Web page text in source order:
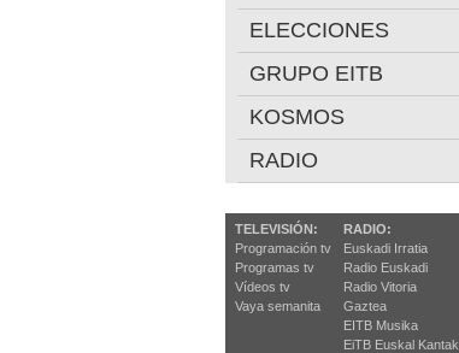
ELECCIONES
GRUPO EITB
KOSMOS
RADIO
TELEVISIÓN:
Programación tv
Programas tv
Vídeos tv
Vaya semanita
RADIO:
Euskadi Irratia
Radio Euskadi
Radio Vitoria
Gaztea
EITB Musika
EiTB Euskal Kantak